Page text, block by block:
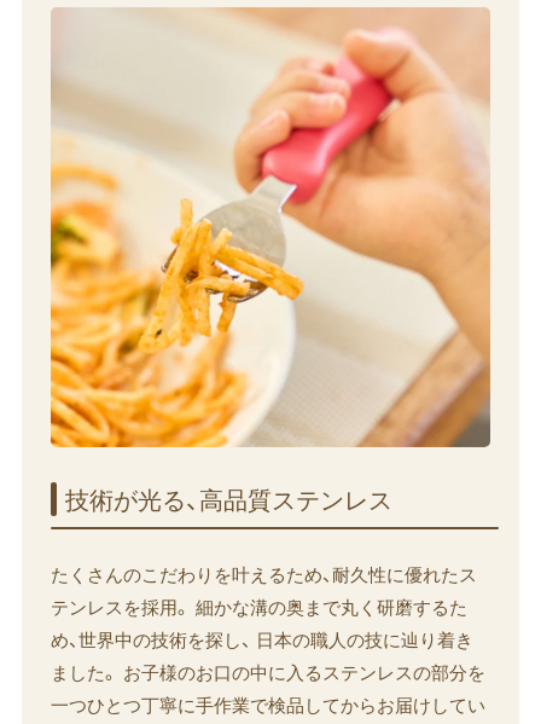
技術が​光る、​高品質ステンレス
たくさんのこだわりを叶えるため、耐久性に優れたス
テンレスを採用。 細かな溝の奥まで丸く研磨するた
め、世界中の技術を探し、 日本の職人の技に辿り着き
ました。 お子様のお口の中に入るステンレスの部分を
一つひとつ丁寧に手作業で検品してからお届けしてい